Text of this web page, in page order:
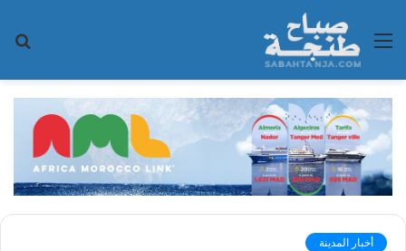
القائمة
أخبار المدينة